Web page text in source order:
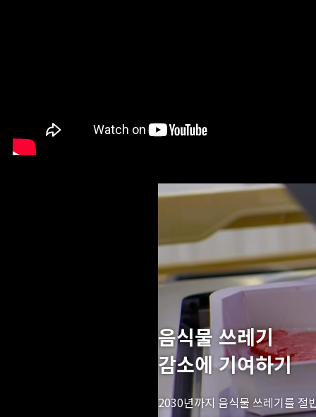
음식물 쓰레기
감소에 기여하기
2030년까지 음식물 쓰레기를 절